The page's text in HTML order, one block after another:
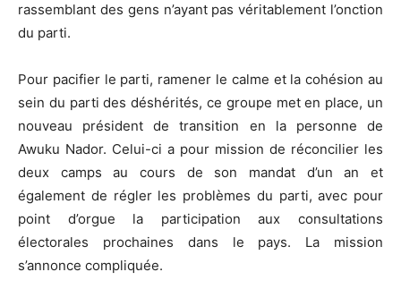
rassemblant des gens n’ayant pas véritablement l’onction
du parti.
Pour pacifier le parti, ramener le calme et la cohésion au
sein du parti des déshérités, ce groupe met en place, un
nouveau président de transition en la personne de
Awuku Nador. Celui-ci a pour mission de réconcilier les
deux camps au cours de son mandat d’un an et
également de régler les problèmes du parti, avec pour
point d’orgue la participation aux consultations
électorales prochaines dans le pays. La mission
s’annonce compliquée.